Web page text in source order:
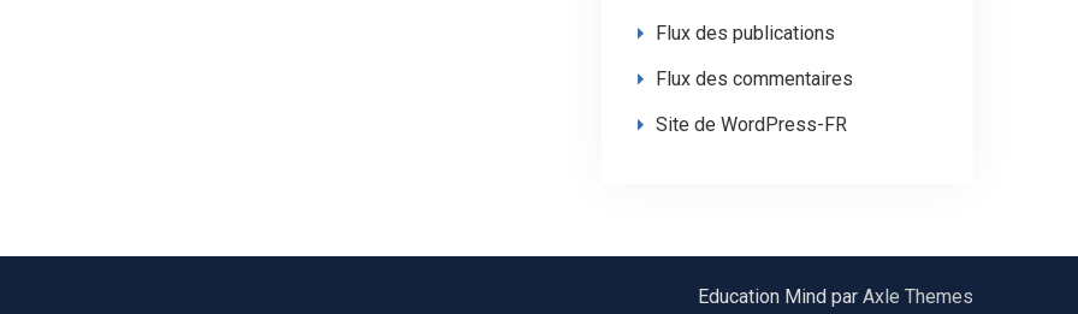
Flux des publications
Flux des commentaires
Site de WordPress-FR
Education Mind par Axle Themes